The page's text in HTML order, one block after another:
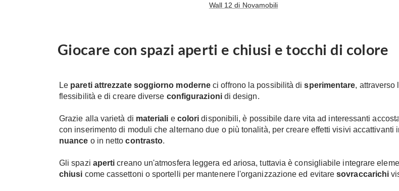
Wall 12 di Novamobili
Giocare con spazi aperti e chiusi e tocchi di colore
Le pareti attrezzate soggiorno moderne ci offrono la possibilità disperimentare, attraverso
flessibilità e di creare diverse configurazionidi design.
Grazie alla varietà di materiali e colori disponibili, è possibile dare vita ad interessanti
con inserimento di moduli che alternano due o più tonalità, per creare effetti visivi accattivanti
nuance o in nettocontrasto.
Gli spazi aperti creano un'atmosfera leggera ed ariosa, tuttavia è consigliabile integrare
chiusi come cassettoni o sportelli per mantenere l'organizzazione ed evitare sovraccarichi